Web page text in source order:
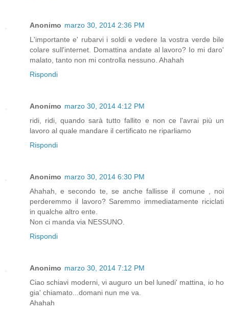
Anonimo marzo 30, 2014 2:36 PM
L'importante e' rubarvi i soldi e vedere la vostra verde bile
colare sull'internet. Domattina andate al lavoro? Io mi daro'
malato, tanto non mi controlla nessuno. Ahahah
Rispondi
Anonimo marzo 30, 2014 4:12 PM
ridi, ridi, quando sarà tutto fallito e non ce l'avrai più un
lavoro al quale mandare il certificato ne riparliamo
Rispondi
Anonimo marzo 30, 2014 6:30 PM
Ahahah, e secondo te, se anche fallisse il comune , noi
perderemmo il lavoro? Saremmo immediatamente riciclati
in qualche altro ente.
Non ci manda via NESSUNO.
Rispondi
Anonimo marzo 30, 2014 7:12 PM
Ciao schiavi moderni, vi auguro un bel lunedi' mattina, io ho
gia' chiamato...domani nun me va.
Ahahah